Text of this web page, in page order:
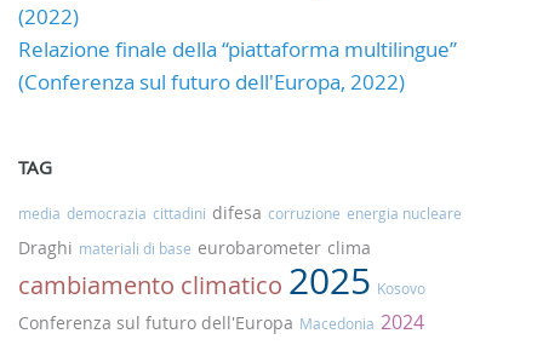
(2022)
Relazione finale della “piattaforma multilingue”
(Conferenza sul futuro dell'Europa, 2022)
TAG
media democrazia cittadini difesa corruzione energia nucleare
Draghi materiali di base eurobarometer clima
cambiamento climatico 2025 Kosovo
Conferenza sul futuro dell'Europa Macedonia 2024